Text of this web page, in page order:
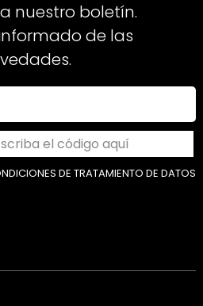
nuestro boletín.
de las
DE TRATAMIENTO DE DATOS